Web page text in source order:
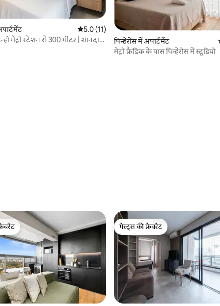
औसत रेटिंग 5 में से 5.0, 11 समीक्षाएँ
5.0 (11)
मेट्रो स्टेशन से 300 मीटर | शानदार
पिन्हेरोस में अपार्टमेंट
मेट्रो फ्रैडिक के पास पिन्हेरोस में स्टूडियो
गेस्ट्स की फ़ेवरेट
गेस्ट्स की फ़ेवरेट